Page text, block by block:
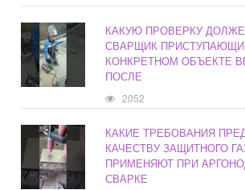
КАКУЮ ПРОВЕРКУ
СВАРЩИК
КОНКРЕТНОМ ОБЪЕКТЕ
ПОСЛЕ
2052
КАКИЕ ТРЕБОВАНИЯ
КАЧЕСТВУ ЗАЩИТНОГО
ПРИМЕНЯЮТ ПРИ
СВАРКЕ